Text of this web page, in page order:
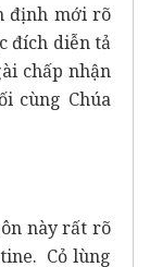
định mới rõ
đích diễn tả
chấp nhận
cùng Chúa
này rất rõ
Cỏ lùng